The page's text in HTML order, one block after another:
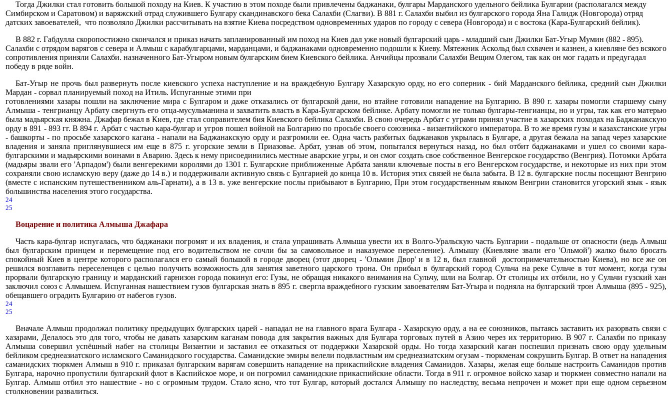
Тогда Джилки стал готовить большой походу на Киев. К участию в этом походе были привлечены баджанаки, булгары Марданского удельного бейлика Булгарии (располагался между
Симбирском и Саратовом) и варяжский отрад служившего Булгару скандинавского бека Салахби (Слагви). В 881 г. Салахби выбил из булгарского города Яна Галидж (Новгорода) отряд
датских завоевателей, что позволяло Джилки рассчитывать на взятие Киева посредством одновременных ударов по городу с севера (Новгорода) и с востока (Кара-Булгарский бейлик).
В 882 г. Габдулла скоропостижно скончался и приказ начать запланированный им поход на Киев дал уже новый булгарский царь - младший сын Джилки Бат-Угыр Мумин (882 - 895).
Салахби с отрядом варягов с севера и Алмыш с карабулгарцами, марданцами, и баджанаками одновременно подошли к Киеву. Мятежник Аскольд был схвачен и казнен, а киевляне без всякого
сопротивления приняли Салахби. назначенного Бат-Угыром новым булгарским бием Киевского бейлика. Анчийцы прозвали Салахби Вещим Олегом, так как он мог гадать и предугадал
победу в ряде войн.
Бат-Угыр не прочь был развернуть после киевского успеха наступление и на враждебную Булгару Хазарскую орду, но его соперник - бий Марданского бейлика, средний сын Джилки
Мардан - сорвал планируемый поход на Итиль. Испуганные этими при
готовлениями хазары пошли на заключение мира с Булгаром и даже отказались от булгарской дани, но втайне готовили нападение на Булгарию. В 890 г. хазары помогли старшему сыну
Алмыша - тенгрианцу Арбату свергнуть его отца-мусульманина и захватить власть в Кара-Булгарском бейлике. Арбату помогли не только булгары-тенгианцы, но и угры, так как его матерью
была мадьярская княжна. Джафар бежал в Киев, где стал соправителем бия Киевского бейлика Салахби. В свою очередь Арбат с уграми принял участие в хазарских походах на Баджанакскую
орду в 891 - 893 гг. В 894 г. Арбат с частью кара-булгар и угров пошел войной на Болгарию по просьбе своего союзника - византийского императора. В то же время гузы и казахстанские угры
- башкорты - по просьбе хазарского кагана - напали на Баджанакскую орду и разгромили ее. Одна часть разбитых баджанаков укрылась в Булгаре, а другая бежала на запад через хазарские
владения и заняла приглянувшиеся им еще в 875 г. угорские земли в Приазовье. Арбат, узнав об этом, попытался вернуться назад, но был отбит баджанаками и ушел со своими кара-
булгарскими и мадьярскими воинами в Аварию. Здесь к нему присоединились местные аварские угры, и он смог создать свое собственное Венгерское государство (Венгрия). Потомки Арбата
(мадьяры звали его 'Арпадом') были венгерекими королями до 1301 г. Булгарские приближенные Арбата заняли ключевые посты в его Венгерском государстве, и некоторые из них при этом
сохраняли свою исламскую веру (даже до 14 в.) и поддерживали активную связь с Булгарией до конца 10 в. История этих связей не была забыта. В 12 в. булгарские послы посещают Венгрию
(вместе с испанским путешественником аль-Гарнати), а в 13 в. уже венгерские послы прибывают в Булгарию, При этом государственным языком Венгрии становится угорский язык - язык
большинства населения этого государства.
24
25
Воцарение и политика Алмыша Джафара
Часть кара-булгар испугалась, что баджанаки погромят и их владения, и стала упрашивать Алмыша увести их в Волго-Уральскую часть Булгарии - подальше от опасности (ведь Алмыш
был булгарским принцем и перемещение под его водительством не сочли бы за самовольное и наказуемое переселение). Алмышу (Киевляне звали его 'Ольмой') жалко было бросать
спокойный Киев в центре которого располагался его самый большой в городе дворец (этот дворец - 'Ольмин Двор' и в 12 в, был главной достопримечательностью Киева), но все же он
решился возглавить переселенцев с целью получить возможность для занятия заветного царского трона. Он прибыл в булгарский город Сульча на реке Сульче в тот момент, когда гузы
прорвали булгарскую границу и марданский гарнизон города покинул его: Гузы, не обращая никакого внимания на Сульчу, шли на Болгар. От столицы их отбили, но у Сульчи гузский хан
заключил союз с Алмышем. Испуганная нашествием гузов булгарская знать в 895 г. свергла враждебного гузским завоевателям Бат-Угыра и подняла на булгарский трон Алмыша (895 - 925),
обещавшего оградить Булгарию от набегов гузов.
24
25
Вначале Алмыш продолжал политику предыдущих булгарских царей - нападал не на главного врага Булгара - Хазарскую орду, а на ее союзников, пытаясь заставить их разорвать связи с
хазарами, Делалось это для того, чтобы не давать хазарским каганам повода для закрытия важных для Булгара торговых путей в Азию через их территорию. В 907 г. Салахби по приказу
Алмыша совершил успёшный набег на столицы Византии и заставил ее отказаться от поддержки Хазарской орды. Но тогда хазарский каган поспешил признать свою орду удельным
бейликом среднеазиатского исламского Саманидского государства. Саманидские эмиры велели подвластным им среднеазиатским огузам - тюркменам сокрушить Булгар. В ответ на нападения
саманидских тюркмен Алмыш в 910 г. приказал булгарским варягам совершить нападение на прикаспийские владения Саманидов. Хазары, желая еще больше настроить Саманидов против
Булгара, нарочно пропустили булгарский флот в Каспийское море, и он погромил саманидские прикаспийские области. Тогда в 911 г. огромное войско хазар и тюркмен совместно напали на
Булгар. Алмыш отбил это нашествие - но с огромным трудом. Стало ясно, что тот Булгар, который достался Алмышу по наследству, весьма непрочен и может при еще одном серьезном
столкновении развалиться.